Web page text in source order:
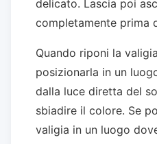
delicato. Lascia poi
completamente prima
Quando riponi la
posizionarla in un
dalla luce diretta del
sbiadire il colore. Se
valigia in un luogo